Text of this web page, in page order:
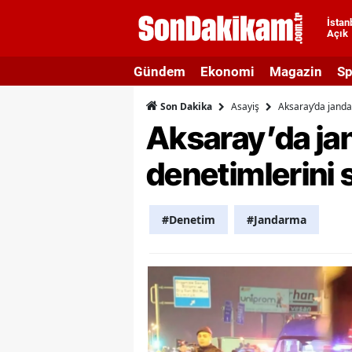
Açık
Gündem Ekonomi Magazin
Son Dakika Asayiş Aksaray’da
Aksaray’da
denetimlerini
#Denetim #Jandarma